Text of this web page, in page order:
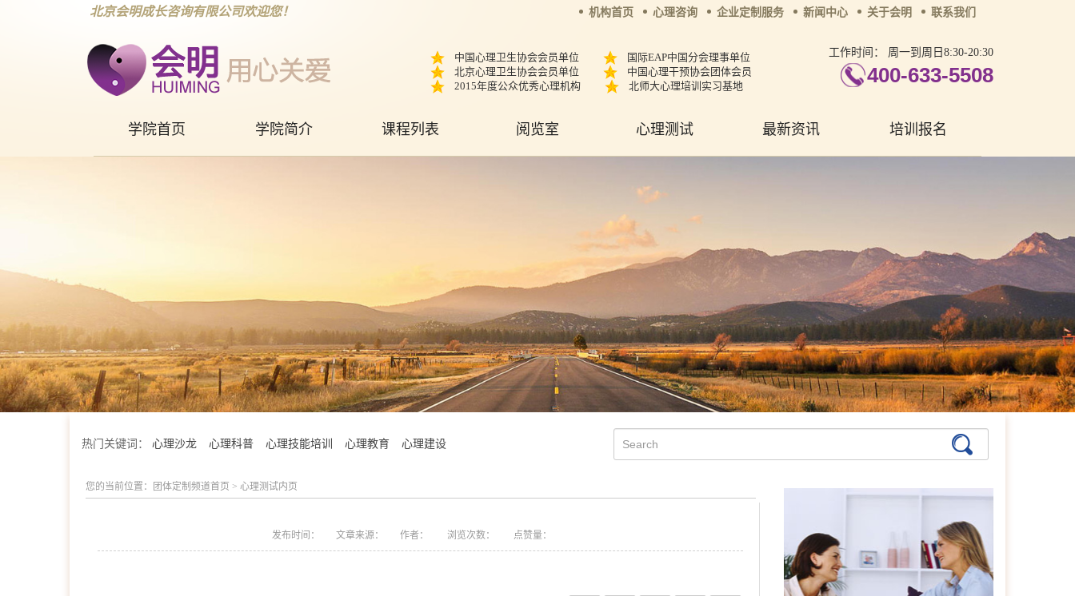
北京会明成长咨询有限公司欢迎您！ 机构首页 心理咨询 企业定制服务 新闻中心 关于会明 联系我们
中国心理卫生协会会员单位
国际EAP中国分会理事单位
北京心理卫生协会会员单位
中国心理干预协会团体会员
2015年度公众优秀心理机构
北师大心理培训实习基地
工作时间： 周一到周日8:30-20:30
400-633-5508
学院首页 学院简介 课程列表 阅览室 心理测试 最新资讯 培训报名
热门关键词： 心理沙龙 心理科普 心理技能培训 心理教育 心理建设
您的当前位置： 团体定制频道首页 > 心理测试内页
发布时间： 文章来源： 作者： 浏览次数： 点赞量：